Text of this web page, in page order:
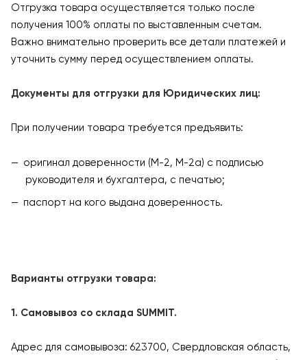
Отгрузка товара осуществляется только после
получения 100% оплаты по выставленным счетам.
Важно внимательно проверить все детали платежей и
уточнить сумму перед осуществлением оплаты.
Документы для отгрузки для Юридических лиц:
При получении товара требуется предъявить:
оригинал доверенности (М-2, М-2а) с подписью
руководителя и бухгалтера, с печатью;
паспорт на кого выдана доверенность.
Варианты отгрузки товара:
1. Самовывоз со склада SUMMIT.
Адрес для самовывоза: 623700, Свердловская область,